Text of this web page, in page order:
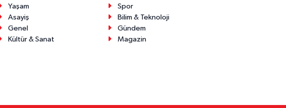
Yaşam
Spor
Asayiş
Bilim & Teknoloji
Genel
Gündem
Kültür & Sanat
Magazin